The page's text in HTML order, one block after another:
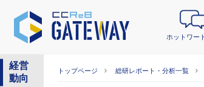
ホットワー
経営
動向
トップページ 総研レポート・分析一覧